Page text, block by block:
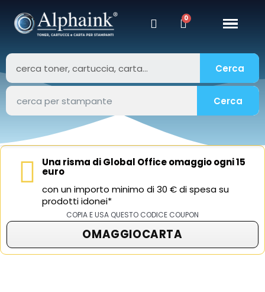
Cerca
Cerca
Una risma di Global Office omaggio ogni 15
euro
con un importo minimo di 30 € di spesa su
prodotti idonei*
COPIA E USA QUESTO CODICE COUPON
OMAGGIOCARTA